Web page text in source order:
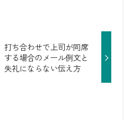
打ち合わせで上司が同席
する場合のメール例文と
失礼にならない伝え方